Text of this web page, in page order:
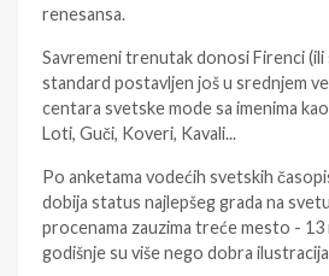
renesansa.
Savremeni trenutak donosi Firenci (ili
standard postavljen još u srednjem
centara svetske mode sa imenima
Loti, Guči, Koveri, Kavali...
Po anketama vodećih svetskih
dobija status najlepšeg grada na
procenama zauzima treće mesto -
godišnje su više nego dobra